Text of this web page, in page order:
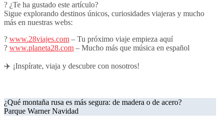
? ¿Te ha gustado este artículo?
Sigue explorando destinos únicos, curiosidades viajeras y mucho
más en nuestras webs:
? www.28viajes.com – Tu próximo viaje empieza aquí
? www.planeta28.com – Mucho más que música en español
✈️ ¡Inspírate, viaja y descubre con nosotros!
Navegación
de
¿Qué montaña rusa es más segura: de madera o de acero?
Parque Warner Navidad